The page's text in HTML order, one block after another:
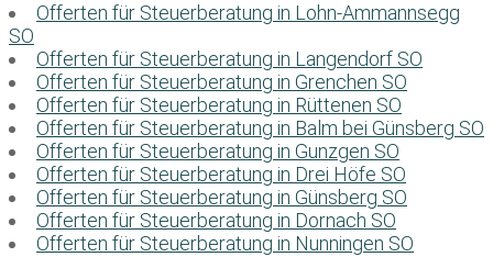
Offerten für Steuerberatung in Lohn-Ammannsegg
SO
Offerten für Steuerberatung in Langendorf SO
Offerten für Steuerberatung in Grenchen SO
Offerten für Steuerberatung in Rüttenen SO
Offerten für Steuerberatung in Balm bei Günsberg SO
Offerten für Steuerberatung in Gunzgen SO
Offerten für Steuerberatung in Drei Höfe SO
Offerten für Steuerberatung in Günsberg SO
Offerten für Steuerberatung in Dornach SO
Offerten für Steuerberatung in Nunningen SO